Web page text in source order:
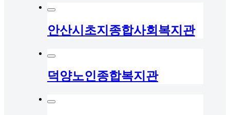
안산시초지종합사회복지관
덕양노인종합복지관